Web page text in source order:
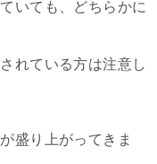
いても、どちらかに
れている方は注意し
盛り上がってきま